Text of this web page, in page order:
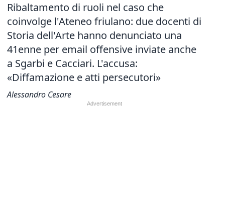
Ribaltamento di ruoli nel caso che
coinvolge l'Ateneo friulano: due docenti di
Storia dell'Arte hanno denunciato una
41enne per email offensive inviate anche
a Sgarbi e Cacciari. L'accusa:
«Diffamazione e atti persecutori»
Alessandro Cesare